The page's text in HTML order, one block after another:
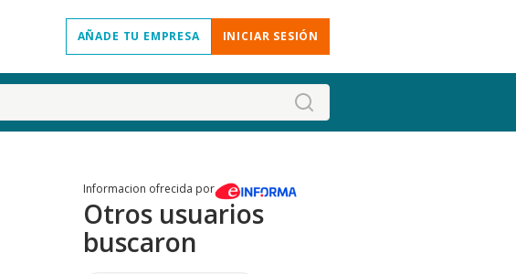
AÑADE TU EMPRESA INICIAR SESIÓN
Informacion ofrecida por
Otros usuarios
buscaron